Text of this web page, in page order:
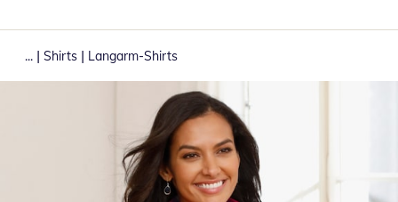
... | Shirts | Langarm-Shirts